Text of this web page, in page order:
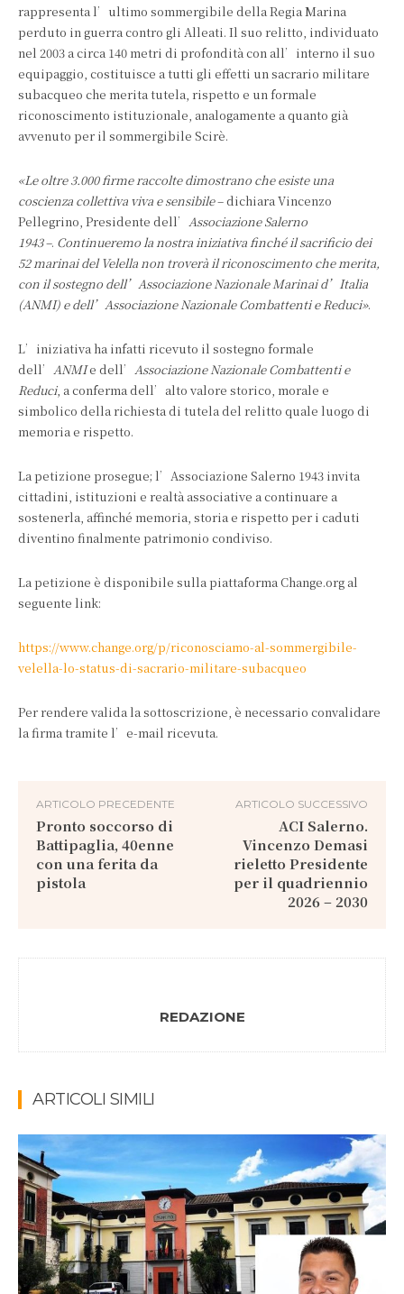
rappresenta l’ultimo sommergibile della Regia Marina
perduto in guerra contro gli Alleati. Il suo relitto, individuato
nel 2003 a circa 140 metri di profondità con all’interno il suo
equipaggio, costituisce a tutti gli effetti un sacrario militare
subacqueo che merita tutela, rispetto e un formale
riconoscimento istituzionale, analogamente a quanto già
avvenuto per il sommergibile Scirè.
«Le oltre 3.000 firme raccolte dimostrano che esiste una
coscienza collettiva viva e sensibile– dichiara Vincenzo
Pellegrino, Presidente dell’ Associazione Salerno
1943–. Continueremo la nostra iniziativa finché il sacrificio dei
52 marinai del Velella non troverà il riconoscimento che merita,
con il sostegno dell’Associazione Nazionale Marinai d’Italia
(ANMI) e dell’Associazione Nazionale Combattenti e Reduci».
L’iniziativa ha infatti ricevuto il sostegno formale
dell’ ANMIe dell’ Associazione Nazionale Combattenti e
Reduci, a conferma dell’alto valore storico, morale e
simbolico della richiesta di tutela del relitto quale luogo di
memoria e rispetto.
La petizione prosegue; l’Associazione Salerno 1943 invita
cittadini, istituzioni e realtà associative a continuare a
sostenerla, affinché memoria, storia e rispetto per i caduti
diventino finalmente patrimonio condiviso.
La petizione è disponibile sulla piattaforma Change.org al
seguente link:
https://www.change.org/p/riconosciamo-al-sommergibile-
velella-lo-status-di-sacrario-militare-subacqueo
Per rendere valida la sottoscrizione, è necessario convalidare
la firma tramite l’e-mail ricevuta.
ARTICOLO PRECEDENTE
Pronto soccorso di
Battipaglia, 40enne
con una ferita da
pistola
ARTICOLO SUCCESSIVO
ACI Salerno.
Vincenzo Demasi
rieletto Presidente
per il quadriennio
2026 – 2030
REDAZIONE
ARTICOLI SIMILI